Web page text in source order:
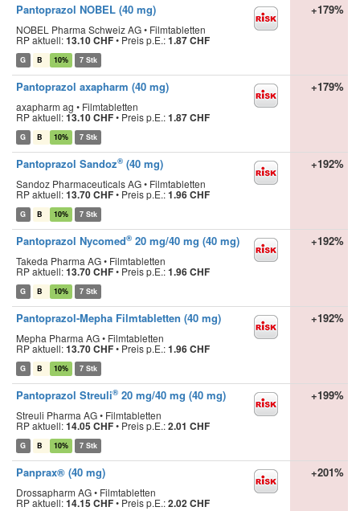
Pantoprazol NOBEL (40 mg)
NOBEL Pharma Schweiz AG • Filmtabletten
RP aktuell:13.10 CHF• Preis p.E.:1.87 CHF
G B 10% 7 Stk
+179%
Pantoprazol axapharm (40 mg)
axapharm ag • Filmtabletten
RP aktuell:13.10 CHF• Preis p.E.:1.87 CHF
G B 10% 7 Stk
+179%
Pantoprazol Sandoz® (40 mg)
Sandoz Pharmaceuticals AG • Filmtabletten
RP aktuell:13.70 CHF• Preis p.E.:1.96 CHF
G B 10% 7 Stk
+192%
Pantoprazol Nycomed® 20 mg/40 mg (40 mg)
Takeda Pharma AG • Filmtabletten
RP aktuell:13.70 CHF• Preis p.E.:1.96 CHF
G B 10% 7 Stk
+192%
Pantoprazol-Mepha Filmtabletten (40 mg)
Mepha Pharma AG • Filmtabletten
RP aktuell:13.70 CHF• Preis p.E.:1.96 CHF
G B 10% 7 Stk
+192%
Pantoprazol Streuli® 20 mg/40 mg (40 mg)
Streuli Pharma AG • Filmtabletten
RP aktuell:14.05 CHF• Preis p.E.:2.01 CHF
G B 10% 7 Stk
+199%
Panprax® (40 mg)
Drossapharm AG • Filmtabletten
RP aktuell:14.15 CHF• Preis p.E.:2.02 CHF
+201%